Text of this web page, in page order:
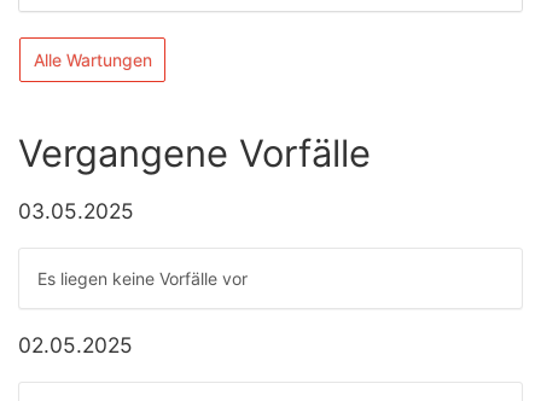
Alle Wartungen
Vergangene Vorfälle
03.05.2025
Es liegen keine Vorfälle vor
02.05.2025